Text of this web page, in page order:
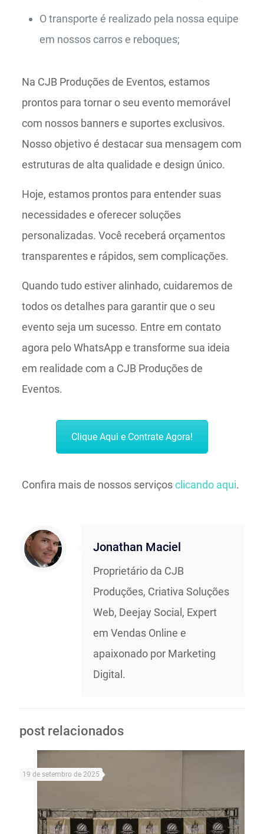
O transporte é realizado pela nossa equipe
em nossos carros e reboques;
Na CJB Produções de Eventos, estamos
prontos para tornar o seu evento memorável
com nossos banners e suportes exclusivos.
Nosso objetivo é destacar sua mensagem com
estruturas de alta qualidade e design único.
Hoje, estamos prontos para entender suas
necessidades e oferecer soluções
personalizadas. Você receberá orçamentos
transparentes e rápidos, sem complicações.
Quando tudo estiver alinhado, cuidaremos de
todos os detalhes para garantir que o seu
evento seja um sucesso. Entre em contato
agora pelo WhatsApp e transforme sua ideia
em realidade com a CJB Produções de
Eventos.
Clique Aqui e Contrate Agora!
Confira mais de nossos serviçosclicando aqui.
Jonathan Maciel
Proprietário da CJB
Produções, Criativa Soluções
Web, Deejay Social, Expert
em Vendas Online e
apaixonado por Marketing
Digital.
post relacionados
19 de setembro de 2025